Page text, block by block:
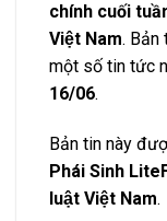
chính cuối
Việt Nam. Bản
một số tin tức
16/06.
Bản tin này
Phái Sinh
luật Việt Nam.